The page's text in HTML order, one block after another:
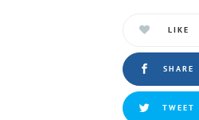
LIKE
SHARE
TWEET